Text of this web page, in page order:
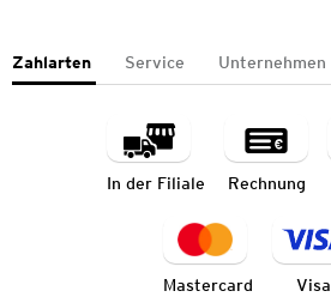
Zahlarten Service Unternehmen
In der Filiale Rechnung
Mastercard Visa